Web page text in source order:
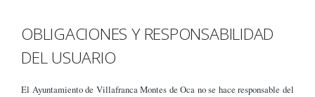
OBLIGACIONES Y RESPONSABILIDAD
DEL USUARIO
El Ayuntamiento de Villafranca Montes de Oca no se hace responsable del